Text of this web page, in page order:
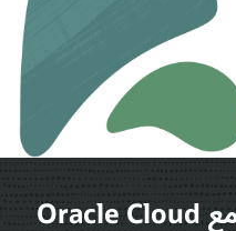
اتخذ الخطوة التالية مع Oracle Cloud